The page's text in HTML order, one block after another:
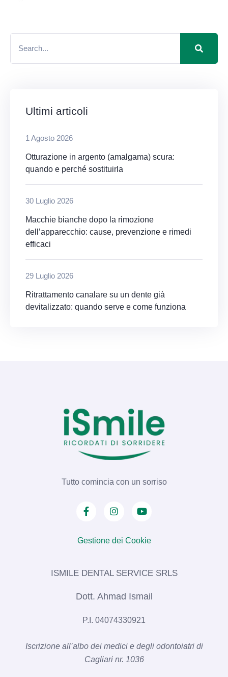
Ultimi articoli
1 Agosto 2026
Otturazione in argento (amalgama) scura:
quando e perché sostituirla
30 Luglio 2026
Macchie bianche dopo la rimozione
dell’apparecchio: cause, prevenzione e rimedi
efficaci
29 Luglio 2026
Ritrattamento canalare su un dente già
devitalizzato: quando serve e come funziona
Tutto comincia con un sorriso
Gestione dei Cookie
ISMILE DENTAL SERVICE SRLS​
Dott. Ahmad Ismail
P.I. 04074330921
Iscrizione all’albo dei medici e degli odontoiatri di
Cagliari nr. 1036​